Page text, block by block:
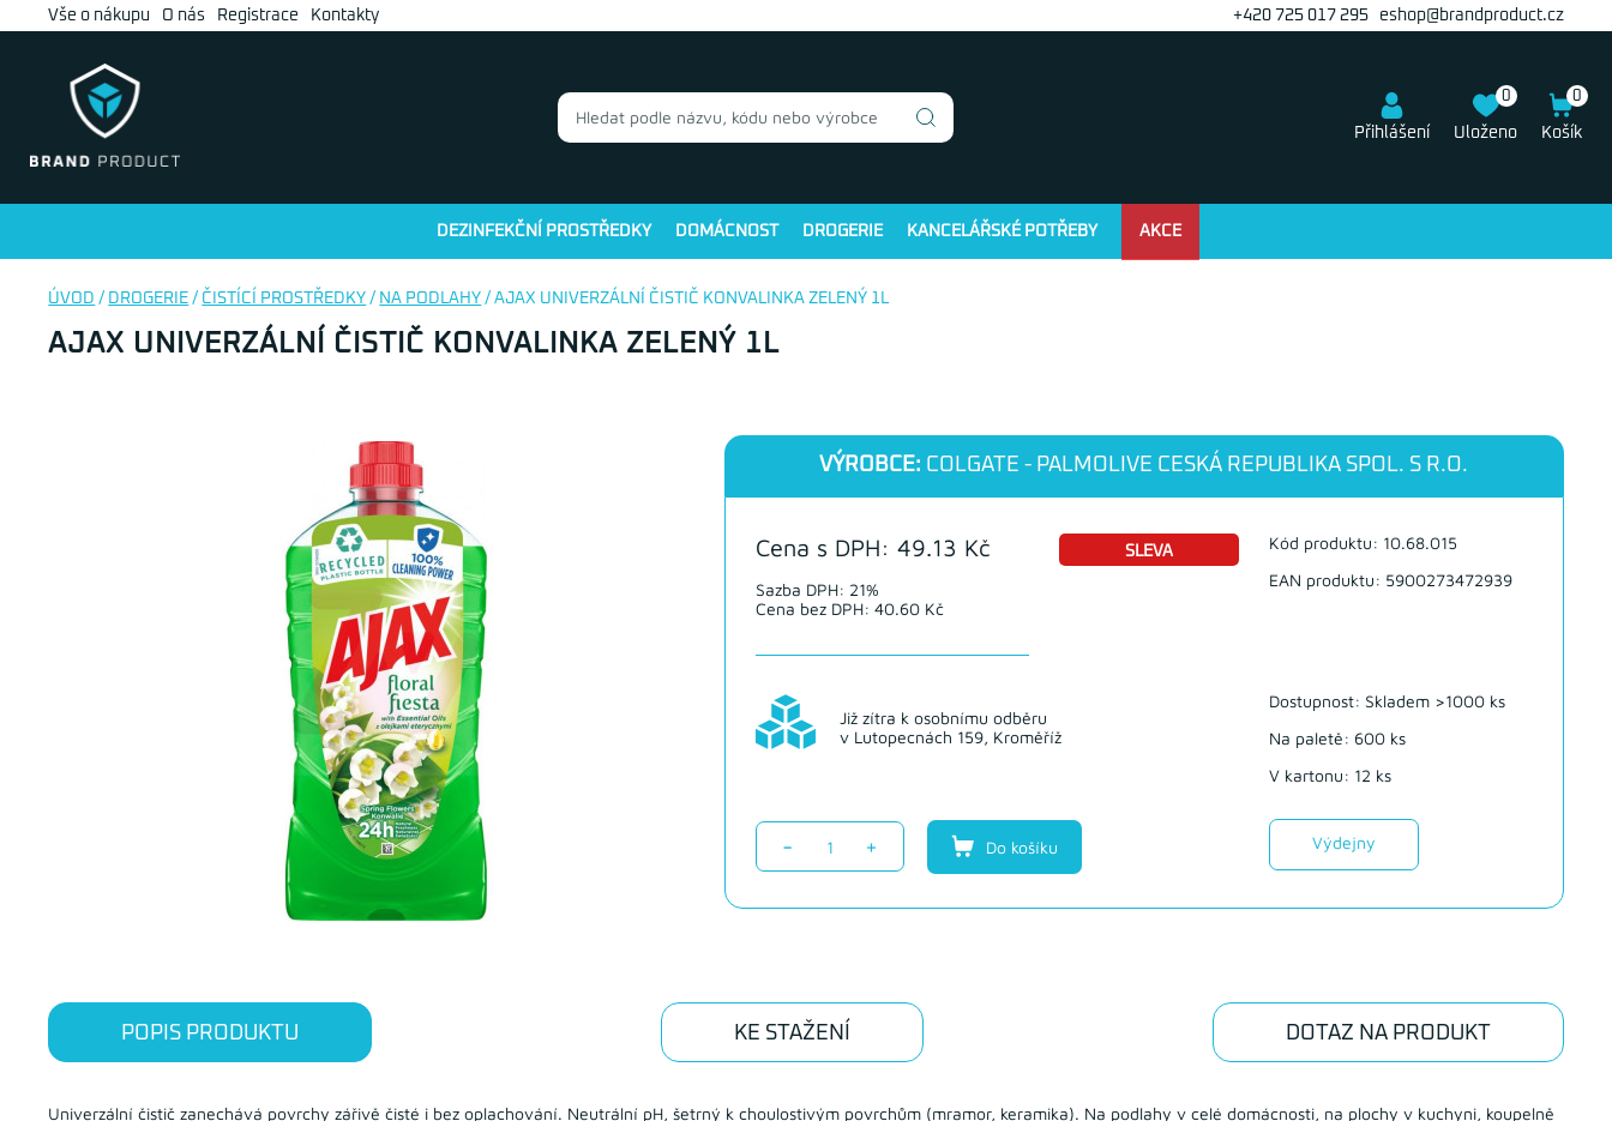
Vše o nákupu O nás Registrace Kontakty +420 725 017 295 eshop@brandproduct.cz
Přihlášení Uloženo
0 0
Košík
DEZINFEKČNÍ PROSTŘEDKY DOMÁCNOST DROGERIE KANCELÁŘSKÉ POTŘEBY AKCE
ÚVOD / DROGERIE / ČISTÍCÍ PROSTŘEDKY / NA PODLAHY / AJAX UNIVERZÁLNÍ ČISTIČ KONVALINKA ZELENÝ 1L
AJAX UNIVERZÁLNÍ ČISTIČ KONVALINKA ZELENÝ 1L
VÝROBCE: COLGATE - PALMOLIVE CESKÁ REPUBLIKA SPOL. S R.O.
Cena s DPH: 49.13 Kč
Sazba DPH: 21%
Cena bez DPH: 40.60 Kč
SLEVA
Kód produktu: 10.68.015
EAN produktu: 5900273472939
Již zítra k osobnímu odběru
v Lutopecnách 159, Kroměříž
Dostupnost: Skladem >1000 ks
Na paletě: 600 ks
V kartonu: 12 ks
- + Do košíku Výdejny
POPIS PRODUKTU KE STAŽENÍ DOTAZ NA PRODUKT
Univerzální čistič zanechává povrchy zářivě čisté i bez oplachování. Neutrální pH, šetrný k choulostivým povrchům (mramor, keramika). Na podlahy v celé domácnosti, na plochy v kuchyni, koupelně